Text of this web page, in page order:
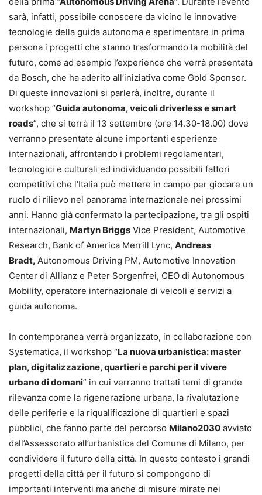
sarà, infatti, possibile conoscere da vicino le innovative
tecnologie della guida autonoma e sperimentare in prima
persona i progetti che stanno trasformando la mobilità del
futuro, come ad esempio l’experience che verrà presentata
da Bosch, che ha aderito all’iniziativa come Gold Sponsor.
Di queste innovazioni si parlerà, inoltre, durante il
workshop “Guida autonoma, veicoli driverless e smart
roads”, che si terrà il 13 settembre (ore 14.30-18.00) dove
verranno presentate alcune importanti esperienze
internazionali, affrontando i problemi regolamentari,
tecnologici e culturali ed individuando possibili fattori
competitivi che l’Italia può mettere in campo per giocare un
ruolo di rilievo nel panorama internazionale nei prossimi
anni. Hanno già confermato la partecipazione, tra gli ospiti
internazionali, Martyn Briggs Vice President, Automotive
Research, Bank of America Merrill Lync, Andreas
Bradt, Autonomous Driving PM, Automotive Innovation
Center di Allianz e Peter Sorgenfrei, CEO di Autonomous
Mobility, operatore internazionale di veicoli e servizi a
guida autonoma.
In contemporanea verrà organizzato, in collaborazione con
Systematica, il workshop “La nuova urbanistica: master
plan, digitalizzazione, quartieri e parchi per il vivere
urbano di domani” in cui verranno trattati temi di grande
rilevanza come la rigenerazione urbana, la rivalutazione
delle periferie e la riqualificazione di quartieri e spazi
pubblici, che fanno parte del percorso Milano2030 avviato
dall’Assessorato all’urbanistica del Comune di Milano, per
condividere il futuro della città. In questo contesto i grandi
progetti della città per il futuro si compongono di
importanti interventi ma anche di misure mirate nei